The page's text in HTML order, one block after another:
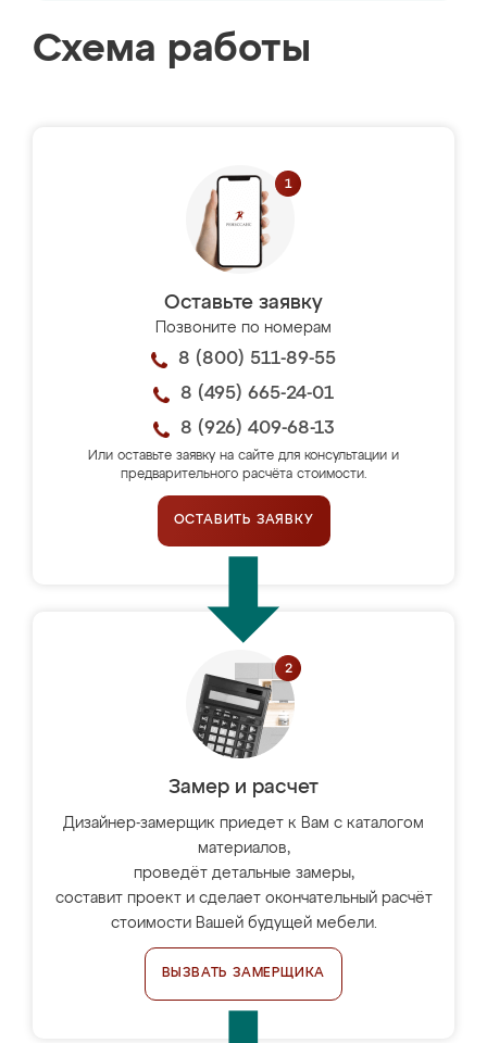
Схема работы
Оставьте заявку
Позвоните по номерам
8 (800) 511-89-55
8 (495) 665-24-01
8 (926) 409-68-13
Или оставьте заявку на сайте для консультации и
предварительного расчёта стоимости.
ОСТАВИТЬ ЗАЯВКУ
Замер и расчет
Дизайнер-замерщик приедет к Вам с каталогом
материалов,
проведёт детальные замеры,
составит проект и сделает окончательный расчёт
стоимости Вашей будущей мебели.
ВЫЗВАТЬ ЗАМЕРЩИКА